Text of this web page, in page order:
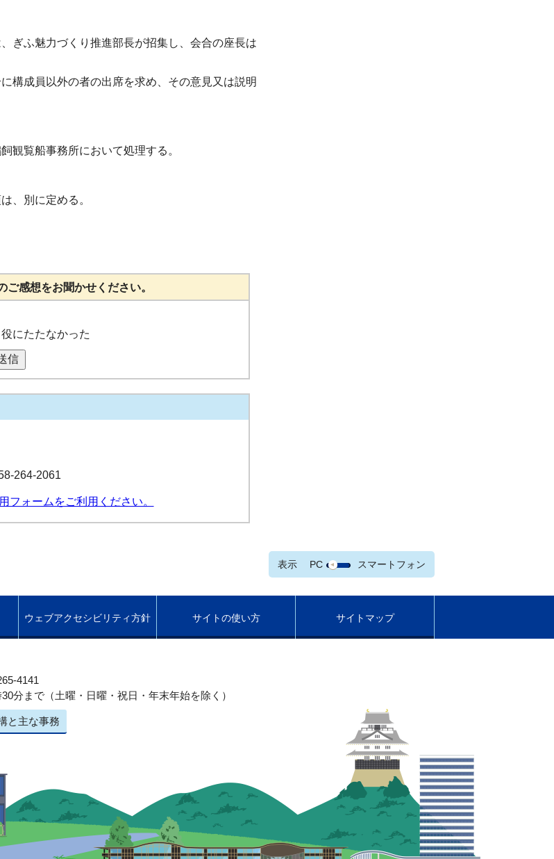
ぎふ魅力づくり推進部長が招集し、会合の座長は
構成員以外の者の出席を求め、その意見又は説明
覧船事務所において処理する。
、別に定める。
感想をお聞かせください。
役にたたなかった
信
264-2061
フォームをご利用ください。
表示 PC スマートフォン
ウェブアクセシビリティ方針 サイトの使い方 サイトマップ
4141
分まで（土曜・日曜・祝日・年末年始を除く）
と主な事務